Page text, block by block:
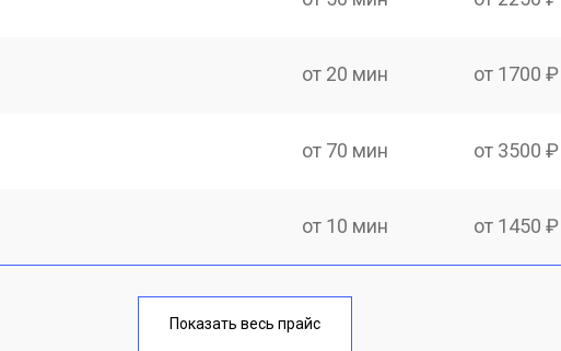
от 20 мин от 1700 ₽
от 70 мин от 3500 ₽
от 10 мин от 1450 ₽
от 40 мин
Показать весь прайс